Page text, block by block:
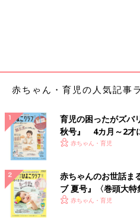
カンと開けていたり、舌にちゃん
っている子が増えていると感じて
子が増えている印象です。コミ
発音がはっきりしない、言い間
害の可能性もあります。
ょうか？
山田 離乳食が進んで、1歳
シを持ちたがるようになったら、
赤ちゃん・育児の人気記事
育児の困ったがズバ
秋号』 4カ月～2才
いっぱい！
赤ちゃん・育児
赤ちゃんのお世話ま
ブ 夏号』〈巻頭大
く！ おっぱい・ミル
赤ちゃん・育児